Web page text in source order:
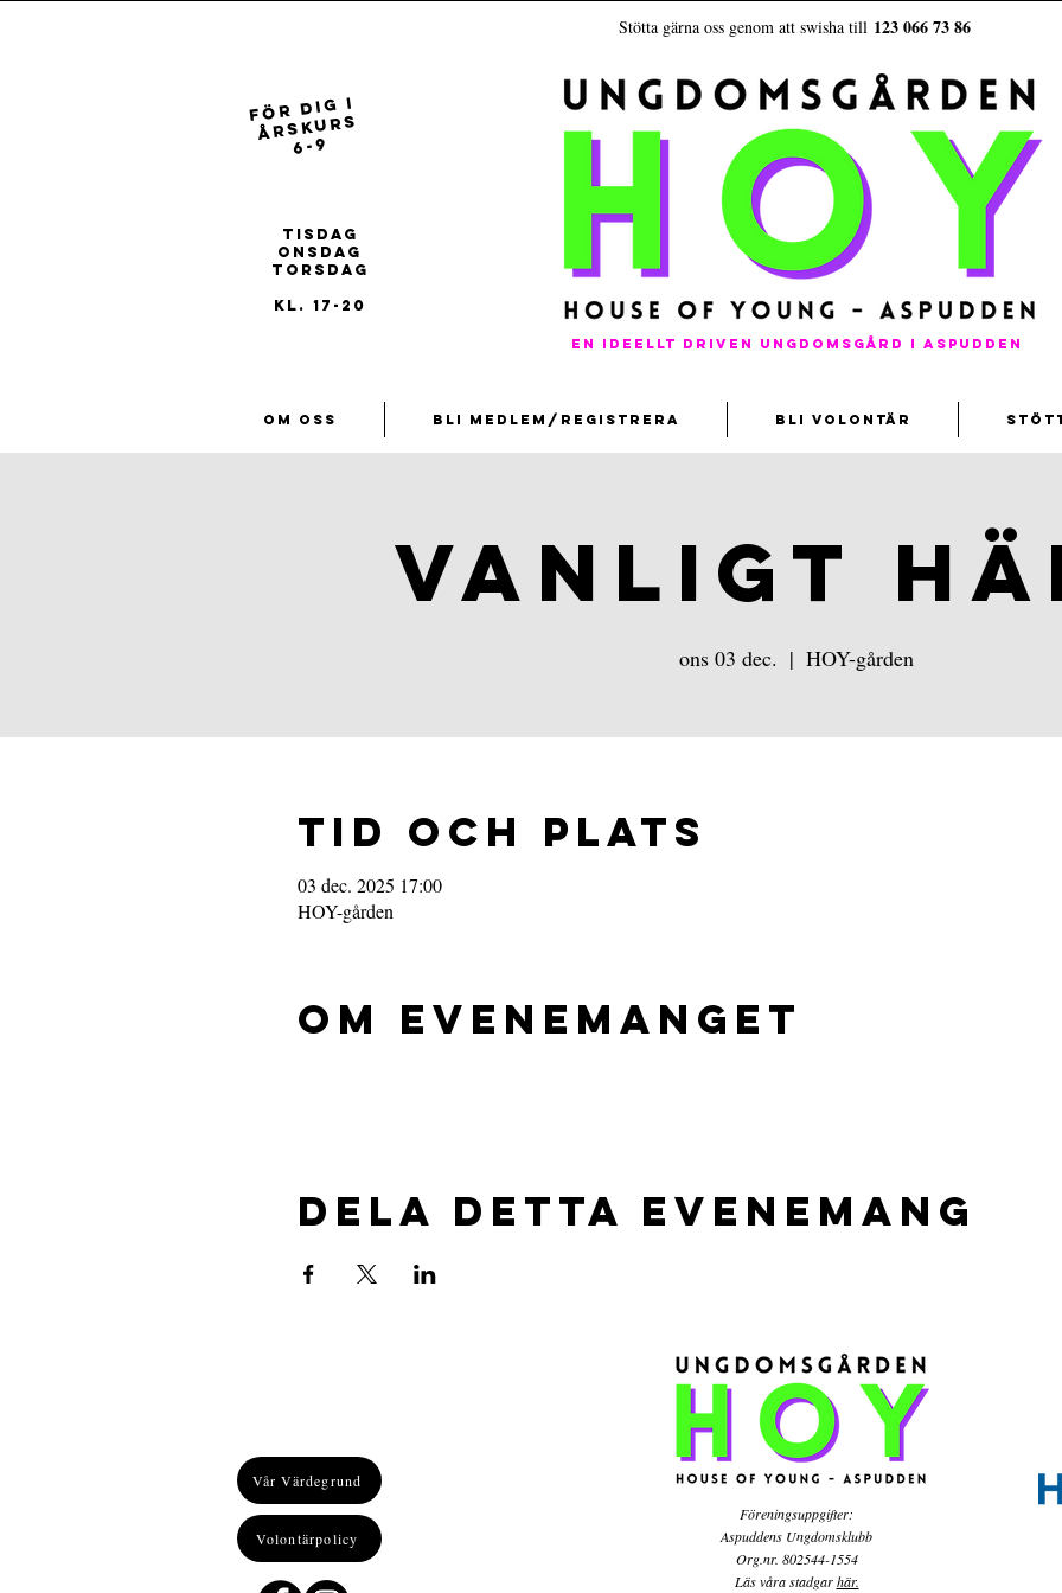
Stötta gärna oss genom att swisha till 123 066 73 86
En ideellt driven ungdomsgård i aspudden
FÖR dig i
ÅRSKURS
6-9
tisdag
onsdag
torsdag
kl. 17-20
Om oss Bli medlem/registrera Bli volontär
VANLIGT
ons 03 dec.
  |
HOY-gården
Tid och plats
03 dec. 2025 17:00
HOY-gården
Om evenemanget
Dela detta evenemang
Vår Värdegrund
Volontärpolicy
Föreningsuppgifter:
Aspuddens Ungdomsklubb
Org.nr. 802544-1554
Läs våra stadgarhär.